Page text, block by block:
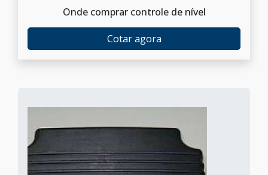
Onde comprar controle de nível
Cotar agora